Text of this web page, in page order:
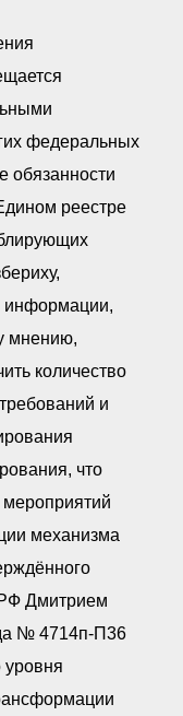
федеральных
обязанности
реестре
информации,
мнению,
количество
и
что
мероприятий
механизма
Дмитрием
№ 4714п-П36
уровня